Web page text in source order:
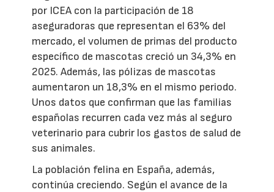
por ICEA con la participación de 18
aseguradoras que representan el 63% del
mercado, el volumen de primas del producto
específico de mascotas creció un 34,3% en
2025. Además, las pólizas de mascotas
aumentaron un 18,3% en el mismo periodo.
Unos datos que confirman que las familias
españolas recurren cada vez más al seguro
veterinario para cubrir los gastos de salud de
sus animales.
La población felina en España, además,
continúa creciendo. Según el avance de la